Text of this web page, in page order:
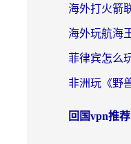
回国vpn推荐